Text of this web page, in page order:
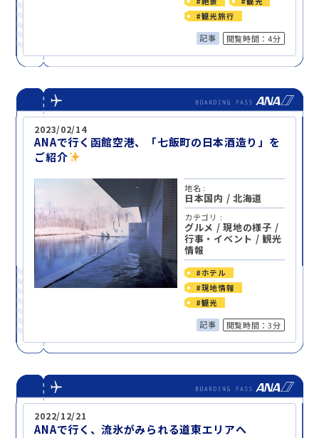
#観光旅行
記事 閲覧時間：4分
2023/02/14
ANAで行く函館空港、「七飯町の日本酒造り」を
ご紹介
地名 :
日本国内 /北海道
カテゴリ :
グルメ /現地の様子 /
行事・イベント / 観光
情報
#ホテル
#現地情報
#観光
記事 閲覧時間：3分
2022/12/21
ANAで行く、流氷がみられる道東エリアへ